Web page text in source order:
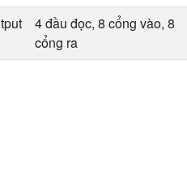
4 đầu đọc, 8 cổng vào, 8
cổng ra